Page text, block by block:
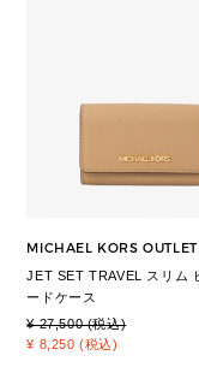
MICHAEL KORS OUTLET
JET SET TRAVEL スリム
ードケース
¥ 27,500 (税込)
¥ 8,250 (税込)